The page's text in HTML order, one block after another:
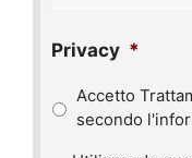
Privacy *
Accetto
secondo